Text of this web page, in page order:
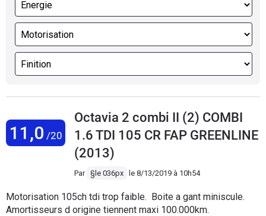
11,0 /20
Octavia 2 combi II (2) COMBI
1.6 TDI 105 CR FAP GREENLINE
(2013)
Par §le 036px le 8/13/2019 à 10h54
Motorisation 105ch tdi trop faible. Boite a gant miniscule.
Amortisseurs d origine tiennent maxi 100.000km.